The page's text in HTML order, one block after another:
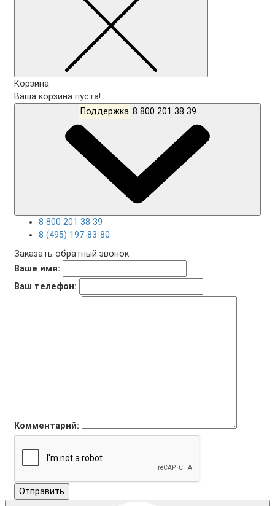
Корзина
Ваша корзина пуста!
Поддержка
8 800 201 38 39
8 (495) 197-83-80
Заказать обратный звонок
Ваше имя:
Ваш телефон:
Комментарий:
Отправить